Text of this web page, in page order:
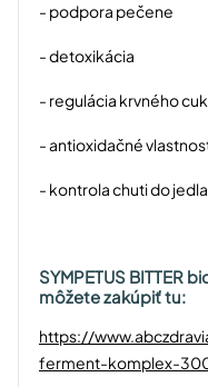
- podpora pečene
- detoxikácia
- regulácia krvného
- antioxidačné
- kontrola chuti do
SYMPETUS BITTER
môžete zakúpiť tu:
https://
ferment-komplex-